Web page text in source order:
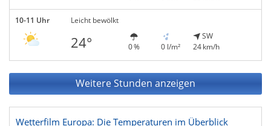
10-11 Uhr Leicht bewölkt
24° 0 % 0 l/m²
SW
24 km/h
Weitere Stunden anzeigen
Wetterfilm Europa: Die Temperaturen im Überblick